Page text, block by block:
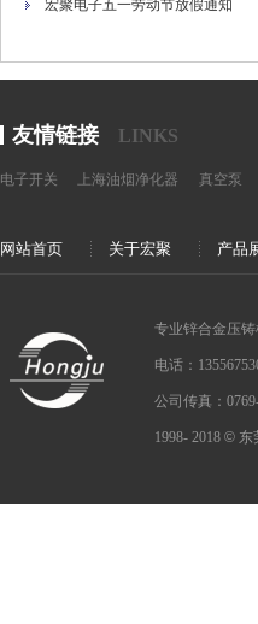
宏聚电子五一劳动节放假通知
友情链接 LINKS
电子开关 上海油烟净化器 真空泵
网站首页 关于宏聚 产品
专业锌合金压
电话：
公司传真：
1998- 2018 © 东